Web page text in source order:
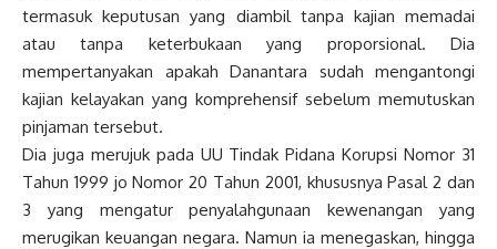
termasuk keputusan yang diambil tanpa kajian memadai
atau tanpa keterbukaan yang proporsional. Dia
mempertanyakan apakah Danantara sudah mengantongi
kajian kelayakan yang komprehensif sebelum memutuskan
pinjaman tersebut.
Dia juga merujuk pada UU Tindak Pidana Korupsi Nomor 31
Tahun 1999 jo Nomor 20 Tahun 2001, khususnya Pasal 2 dan
3 yang mengatur penyalahgunaan kewenangan yang
merugikan keuangan negara. Namun ia menegaskan, hingga